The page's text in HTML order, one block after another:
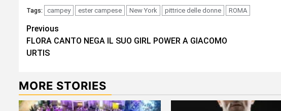
Tags: campey ester campese New York pittrice delle donne ROMA
Continue
Reading
Previous
FLORA CANTO NEGA IL SUO GIRL POWER A GIACOMO
URTIS
MORE STORIES